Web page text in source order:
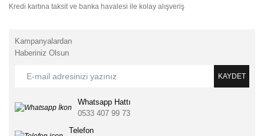
Kredi kartına taksit ve banka havalesi ile kolay alışveriş
Kampanyalardan
Haberiniz Olsun
KAYDET
Whatsapp Hattı
0533 407 99 73
Telefon